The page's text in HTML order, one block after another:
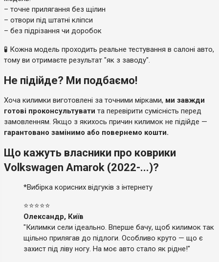
– точне прилягання без щілин
– отвори під штатні кліпси
– без підрізання чи доробок
🧪 Кожна модель проходить реальне тестування в салоні авто,
тому ви отримаєте результат "як з заводу".
Не підійде? Ми подбаємо!
Хоча килимки виготовлені за точними мірками, ми завжди
готові проконсультувати та перевірити сумісність перед
замовленням. Якщо з якихось причин килимок не підійде —
гарантовано замінимо або повернемо кошти.
Що кажуть власники про коврики
Volkswagen Amarok (2022-...)?
*Вибірка корисних відгуків з інтернету
⭐⭐⭐⭐⭐
Олександр, Київ
"Килимки сели ідеально. Вперше бачу, щоб килимок так
щільно прилягав до підлоги. Особливо круто — що є
захист під ліву ногу. На моє авто стало як рідне!"